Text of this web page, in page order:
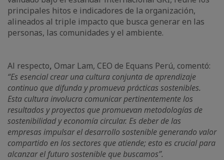
principales hitos e indicadores de la organización,
alineados al triple impacto que busca generar en las
personas, las comunidades y el ambiente.
Al respecto, Omar Lam, CEO de Equans Perú, comentó:
“Es esencial crear una cultura conjunta de aprendizaje
continuo que difunda y promueva prácticas sostenibles.
Esta cultura involucra comunicar pertinentemente los
resultados y proyectos que promuevan metodologías de
sostenibilidad y economía circular. Es deber de las
empresas impulsar el desarrollo sostenible generando valor
compartido en los sectores que atiende; esto es crucial para
alcanzar el futuro sostenible que buscamos”.